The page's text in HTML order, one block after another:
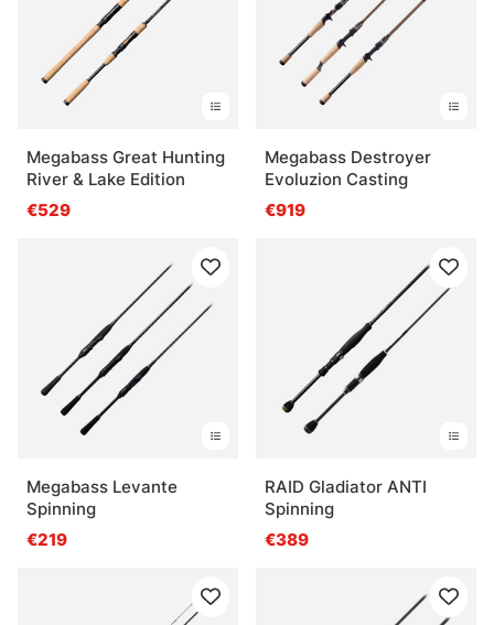
Megabass Great Hunting
River & Lake Edition
€529
Megabass Destroyer
Evoluzion Casting
€919
Megabass Levante
Spinning
€219
RAID Gladiator ANTI
Spinning
€389